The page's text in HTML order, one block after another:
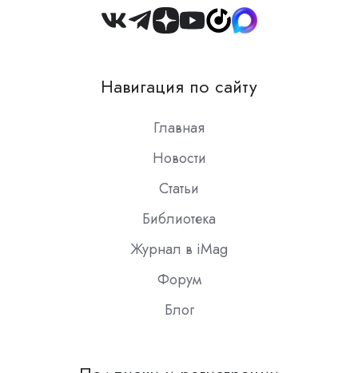
Join
Slack
Навигация по сайту
Главная
Новости
Статьи
Библиотека
Журнал в iMag
Форум
Блог